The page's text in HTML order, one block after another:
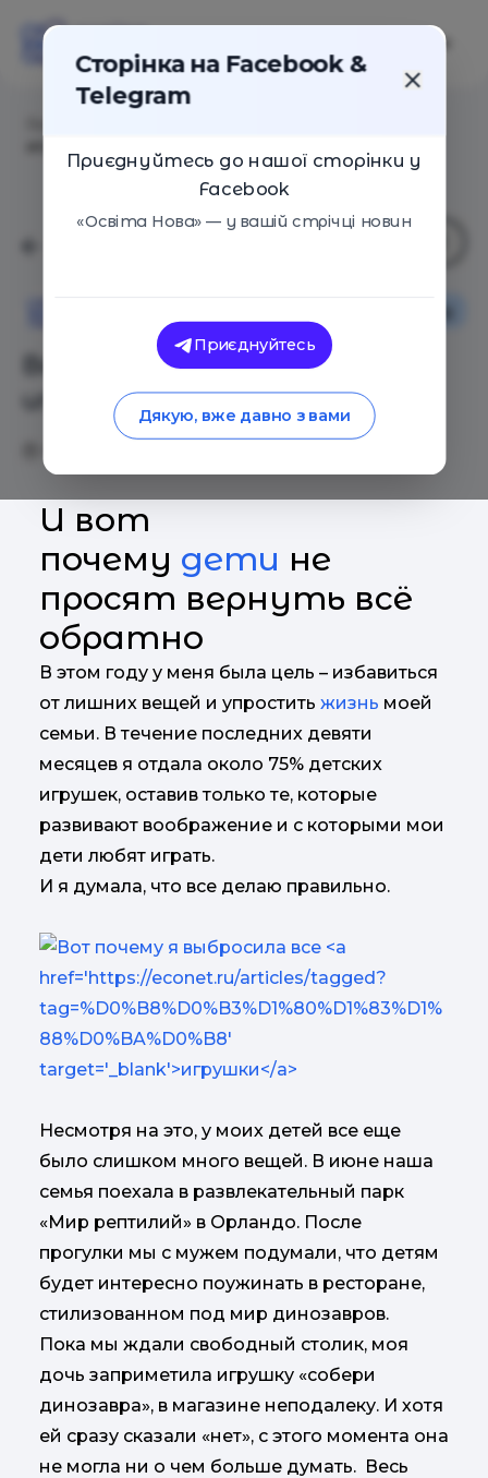
Вот почему я выбросила все
игрушки
И вот
почему дети не
просят вернуть всё
обратно
В этом году у меня была цель – избавиться
от лишних вещей и упростить жизнь моей
семьи. В течение последних девяти
месяцев я отдала около 75% детских
игрушек, оставив только те, которые
развивают воображение и с которыми мои
дети любят играть.
И я думала, что все делаю правильно.
Несмотря на это, у моих детей все еще
было слишком много вещей. В июне наша
семья поехала в развлекательный парк
«Мир рептилий» в Орландо. После
прогулки мы с мужем подумали, что детям
будет интересно поужинать в ресторане,
стилизованном под мир динозавров.
Пока мы ждали свободный столик, моя
дочь заприметила игрушку «собери
динозавра», в магазине неподалеку. И хотя
ей сразу сказали «нет», с этого момента она
не могла ни о чем больше думать. Весь
Сторінка на Facebook &
Telegram
Приєднуйтесь до нашої сторінки у
Facebook
«Освіта Нова» — у вашій стрічці новин
Приєднуйтесь
Дякую, вже давно з вами